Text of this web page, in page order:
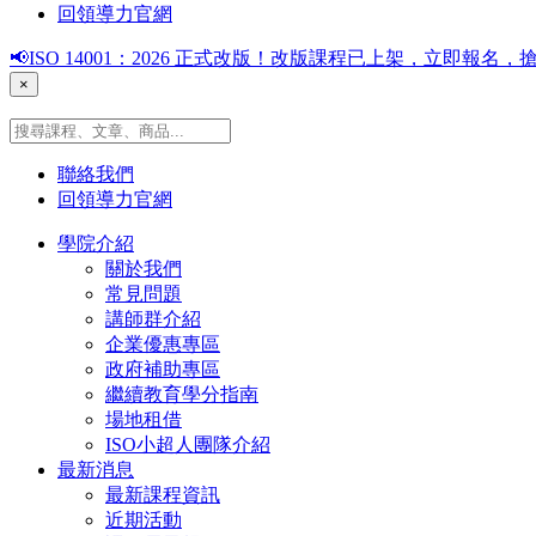
回領導力官網
📢ISO 14001：2026 正式改版！改版課程已上架，立即報名，
×
聯絡我們
回領導力官網
學院介紹
關於我們
常見問題
講師群介紹
企業優惠專區
政府補助專區
繼續教育學分指南
場地租借
ISO小超人團隊介紹
最新消息
最新課程資訊
近期活動